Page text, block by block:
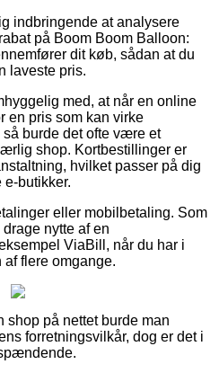
indbringende at analysere
på Boom Boom Balloon:
dit køb, sådan at du
laveste pris.
med, at når en online
en pris som kan virke
burde det ofte være et
shop. Kortbestillinger er
hvilket passer på dig
butikker.
eller mobilbetaling. Som
nytte af en
ViaBill, når du har i
flere omgange.
shop på nettet burde man
forretningsvilkår, dog er det i